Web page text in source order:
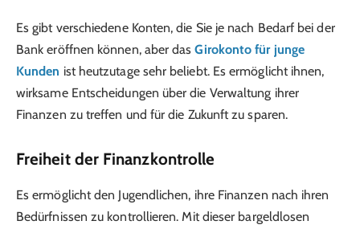
Es gibt verschiedene Konten, die Sie je nach Bedarf bei der
Bank eröffnen können, aber dasGirokonto für junge
Kunden ist heutzutage sehr beliebt. Es ermöglicht ihnen,
wirksame Entscheidungen über die Verwaltung ihrer
Finanzen zu treffen und für die Zukunft zu sparen.
Freiheit der Finanzkontrolle
Es ermöglicht den Jugendlichen, ihre Finanzen nach ihren
Bedürfnissen zu kontrollieren. Mit dieser bargeldlosen